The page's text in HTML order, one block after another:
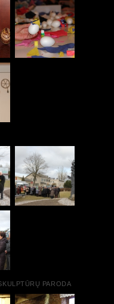
PARODA